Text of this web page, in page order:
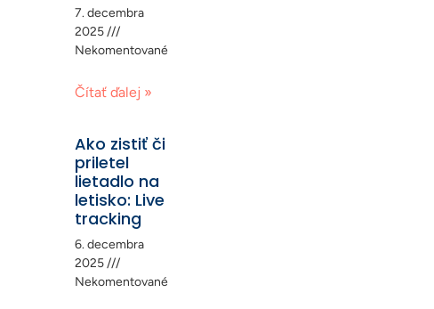
7. decembra
2025
Nekomentované
Čítať ďalej »
Ako zistiť či
priletel
lietadlo na
letisko: Live
tracking
6. decembra
2025
Nekomentované